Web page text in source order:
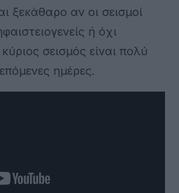
ξεκάθαρο αν οι σεισμοί
ή όχι
σεισμός είναι πολύ
ημέρες.